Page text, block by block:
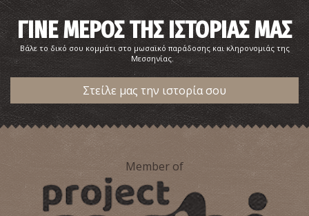
Αρχαιολογικό Μουσείο Μεσσηνίας
ΜΟΥΣΕΙΑ ~0.8Km
Άγιοι Απόστολοι
ΒΥΖΑΝΤΙΟ ~0.8Km
ΓΙΝΕ ΜΕΡΟΣ ΤΗΣ ΙΣΤΟΡΙΑΣ ΜΑΣ
Βάλε το δικό σου κομμάτι στο μωσαϊκό παράδοσης και κληρονομιάς της
Μεσσηνίας.
Στείλε μας την ιστορία σου
Member of